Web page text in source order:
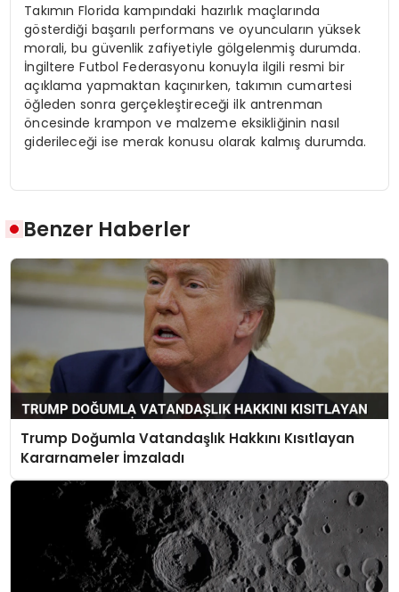
Takımın Florida kampındaki hazırlık maçlarında
gösterdiği başarılı performans ve oyuncuların yüksek
morali, bu güvenlik zafiyetiyle gölgelenmiş durumda.
İngiltere Futbol Federasyonu konuyla ilgili resmi bir
açıklama yapmaktan kaçınırken, takımın cumartesi
öğleden sonra gerçekleştireceği ilk antrenman
öncesinde krampon ve malzeme eksikliğinin nasıl
giderileceği ise merak konusu olarak kalmış durumda.
Benzer Haberler
Trump Doğumla Vatandaşlık Hakkını Kısıtlayan
Kararnameler İmzaladı